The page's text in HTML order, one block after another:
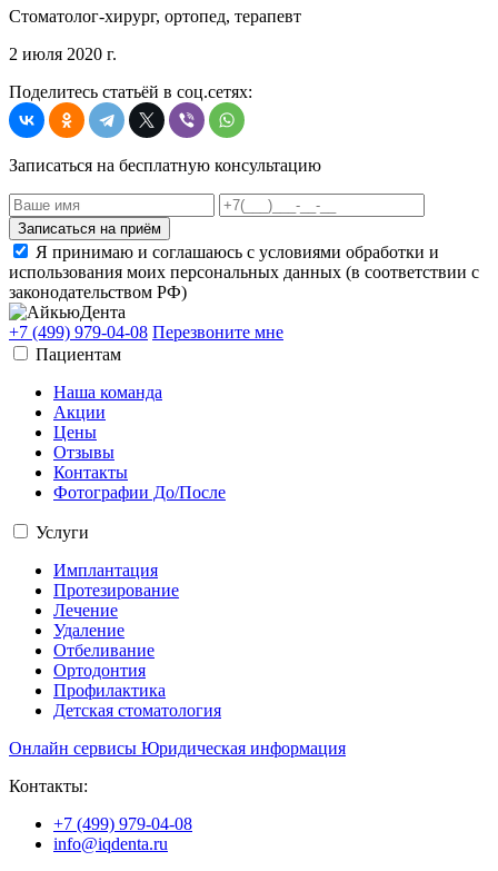
Cтоматолог-хирург, ортопед, терапевт
2 июля 2020 г.
Поделитесь статьёй в соц.сетях:
Записаться на бесплатную консультацию
Я принимаю и соглашаюсь с условиями обработки и
использования моих персональных данных (в соответствии с
законодательством РФ)
+7 (499) 979-04-08 Перезвоните мне
Пациентам
Наша команда
Акции
Цены
Отзывы
Контакты
Фотографии До/После
Услуги
Имплантация
Протезирование
Лечение
Удаление
Отбеливание
Ортодонтия
Профилактика
Детская стоматология
Онлайн сервисы Юридическая информация
Контакты:
+7 (499) 979-04-08
info@iqdenta.ru